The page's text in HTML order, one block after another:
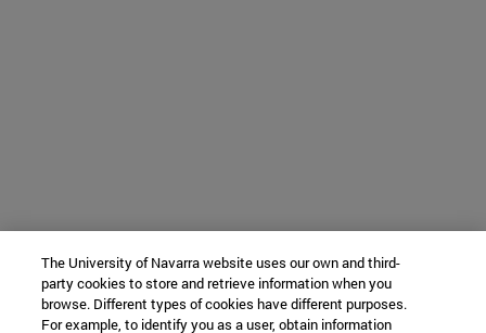
The University of Navarra website uses our own and third-
party cookies to store and retrieve information when you
browse. Different types of cookies have different purposes.
For example, to identify you as a user, obtain information